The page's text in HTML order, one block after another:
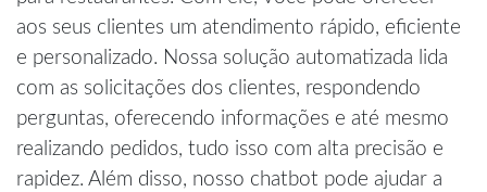
aos seus clientes um atendimento rápido, eficiente
e personalizado. Nossa solução automatizada lida
com as solicitações dos clientes, respondendo
perguntas, oferecendo informações e até mesmo
realizando pedidos, tudo isso com alta precisão e
rapidez. Além disso, nosso chatbot pode ajudar a